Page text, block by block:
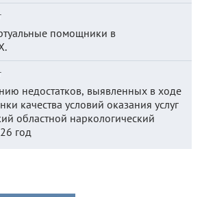
помощники в
недостатков, выявленных в ходе
качества условий оказания услуг
областной наркологический
год